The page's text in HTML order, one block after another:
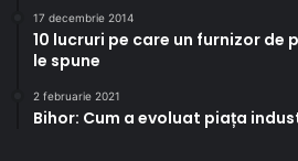
17 decembrie 2014
10 lucruri pe care un furnizor de
le spune
2 februarie 2021
Bihor: Cum a evoluat piața